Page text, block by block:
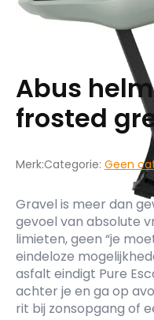
Abus
frosted
Merk:Categorie: Geen
Gravel is meer dan
gevoel van absolute
limieten, geen “je
eindeloze
asfalt eindigt Pure
achter je en ga op
rit bij zonsopgang of